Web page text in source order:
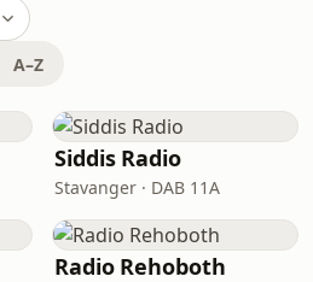
A–Z
Siddis Radio
Stavanger · DAB 11A
Radio Rehoboth